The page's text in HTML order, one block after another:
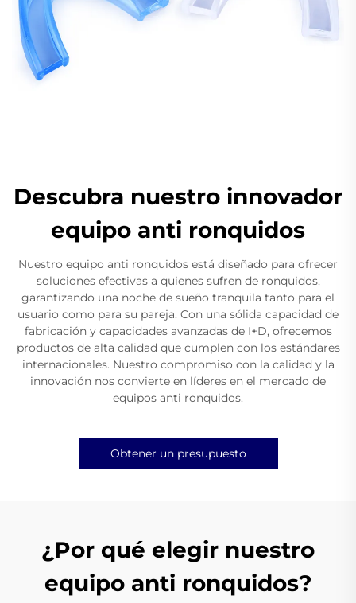
Descubra nuestro innovador
equipo anti ronquidos
Nuestro equipo anti ronquidos está diseñado para ofrecer
soluciones efectivas a quienes sufren de ronquidos,
garantizando una noche de sueño tranquila tanto para el
usuario como para su pareja. Con una sólida capacidad de
fabricación y capacidades avanzadas de I+D, ofrecemos
productos de alta calidad que cumplen con los estándares
internacionales. Nuestro compromiso con la calidad y la
innovación nos convierte en líderes en el mercado de
equipos anti ronquidos.
Obtener un presupuesto
¿Por qué elegir nuestro
equipo anti ronquidos?